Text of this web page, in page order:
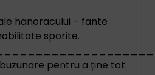
hanoracului – fante
sporite.
pentru a ține tot